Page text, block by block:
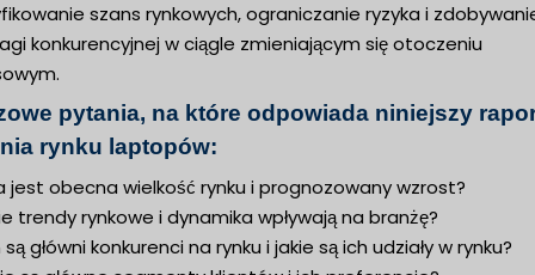
szans rynkowych, ograniczanie ryzyka i
konkurencyjnej w ciągle zmieniającym się otoczeniu
pytania, na które odpowiada niniejszy
rynku laptopów:
jest obecna wielkość rynku i prognozowany wzrost?
trendy rynkowe i dynamika wpływają na branżę?
główni konkurenci na rynku i jakie są ich udziały w rynku?